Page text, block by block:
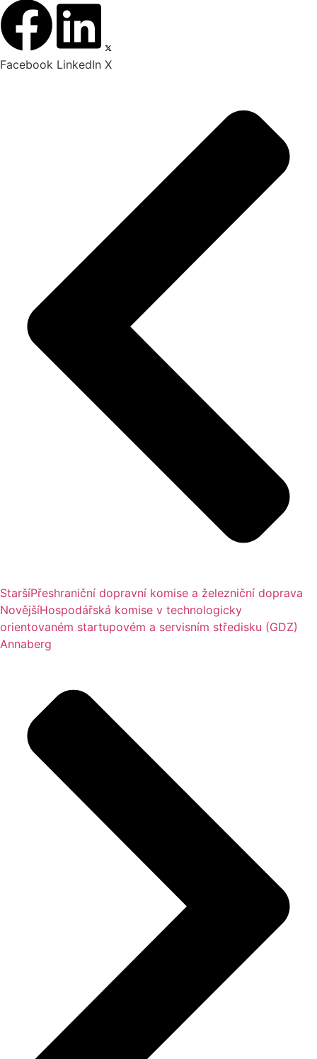
Facebook LinkedIn X
StaršíPřeshraniční dopravní komise a železniční doprava
NovějšíHospodářská komise v technologicky
orientovaném startupovém a servisním středisku (GDZ)
Annaberg